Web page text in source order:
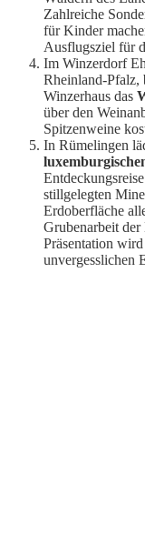
Zahlreiche
für Kinder
Ausflugsziel für
Im Winzerdorf
Rheinland-Pfalz,
Winzerhaus das
über den
Spitzenweine
In Rümelingen
stillgelegten
Erdoberfläche
Grubenarbeit
Präsentation
unvergesslichen